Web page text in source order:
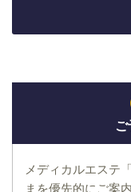
メディカルエステ
まを優先的にご案